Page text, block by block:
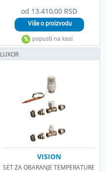
od 13.410,00 RSD
VISION
SET ZA OBARANJE TEMPERATURE
LUXOR